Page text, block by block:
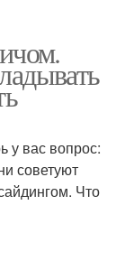
у вас вопрос:
советуют
Что